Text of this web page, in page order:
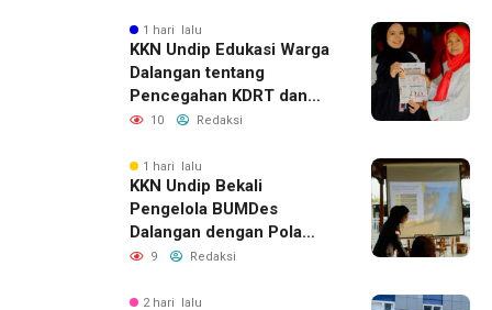
1 hari lalu
KKN Undip Edukasi Warga
Dalangan tentang
Pencegahan KDRT dan
Komunikasi Keluarga
10 Redaksi
1 hari lalu
KKN Undip Bekali
Pengelola BUMDes
Dalangan dengan Pola
Pikir Inovatif
9 Redaksi
2 hari lalu